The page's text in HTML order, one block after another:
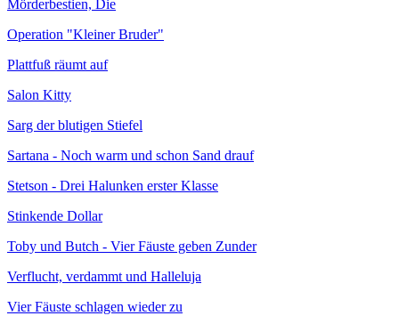
Mörderbestien, Die
Operation "Kleiner Bruder"
Plattfuß räumt auf
Salon Kitty
Sarg der blutigen Stiefel
Sartana - Noch warm und schon Sand drauf
Stetson - Drei Halunken erster Klasse
Stinkende Dollar
Toby und Butch - Vier Fäuste geben Zunder
Verflucht, verdammt und Halleluja
Vier Fäuste schlagen wieder zu